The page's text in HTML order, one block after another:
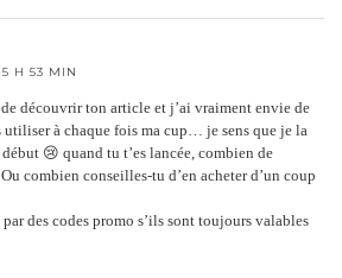
H 53 MIN
découvrir ton article et j’ai vraiment envie de
à chaque fois ma cup… je sens que je la
😢 quand tu t’es lancée, combien de
combien conseilles-tu d’en acheter d’un coup
des codes promo s’ils sont toujours valables